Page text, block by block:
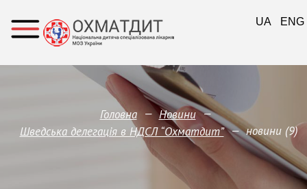
Головна — Новини —
Шведська делегація в НДСЛ “Охматдит” — новини (9)
UA ENG